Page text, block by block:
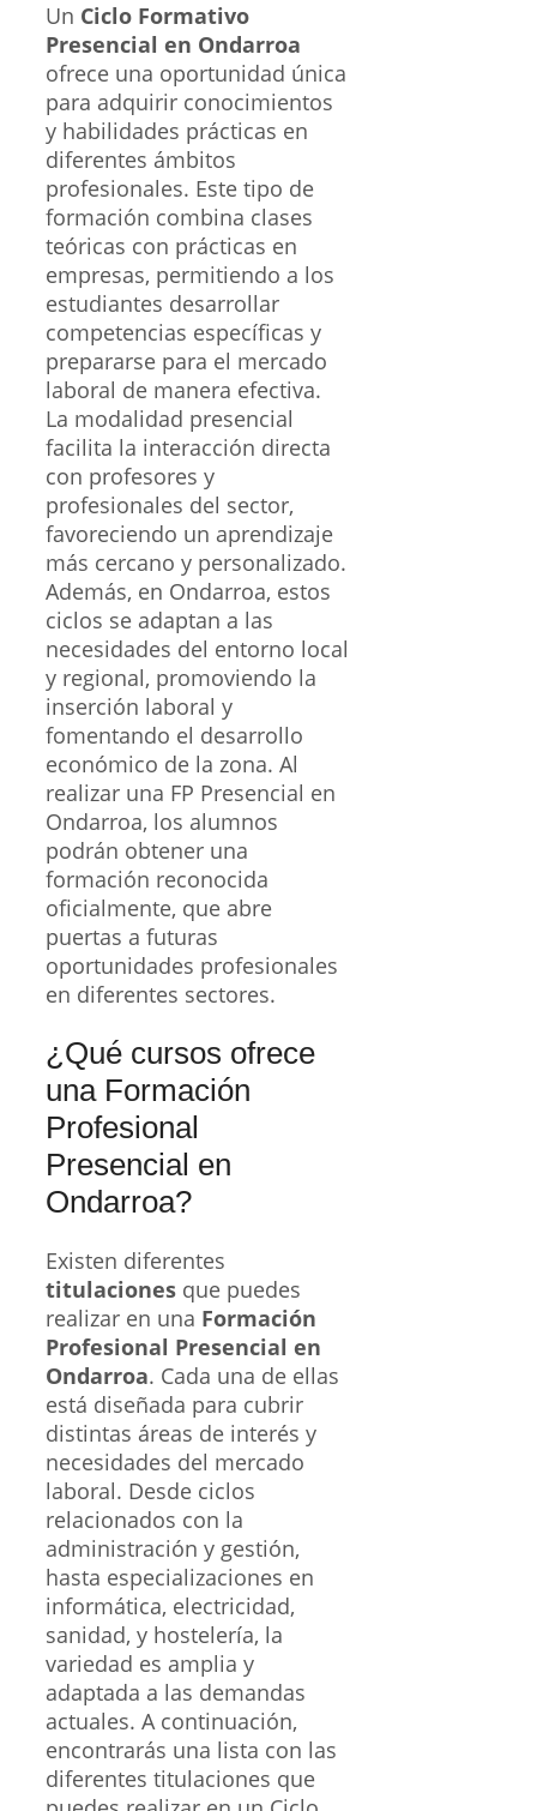
Un Ciclo Formativo
Presencial en Ondarroa
ofrece una oportunidad única
para adquirir conocimientos
y habilidades prácticas en
diferentes ámbitos
profesionales. Este tipo de
formación combina clases
teóricas con prácticas en
empresas, permitiendo a los
estudiantes desarrollar
competencias específicas y
prepararse para el mercado
laboral de manera efectiva.
La modalidad presencial
facilita la interacción directa
con profesores y
profesionales del sector,
favoreciendo un aprendizaje
más cercano y personalizado.
Además, en Ondarroa, estos
ciclos se adaptan a las
necesidades del entorno local
y regional, promoviendo la
inserción laboral y
fomentando el desarrollo
económico de la zona. Al
realizar una FP Presencial en
Ondarroa, los alumnos
podrán obtener una
formación reconocida
oficialmente, que abre
puertas a futuras
oportunidades profesionales
en diferentes sectores.
¿Qué cursos ofrece
una Formación
Profesional
Presencial en
Ondarroa?
Existen diferentes
titulaciones que puedes
realizar en una Formación
Profesional Presencial en
Ondarroa. Cada una de ellas
está diseñada para cubrir
distintas áreas de interés y
necesidades del mercado
laboral. Desde ciclos
relacionados con la
administración y gestión,
hasta especializaciones en
informática, electricidad,
sanidad, y hostelería, la
variedad es amplia y
adaptada a las demandas
actuales. A continuación,
encontrarás una lista con las
diferentes titulaciones que